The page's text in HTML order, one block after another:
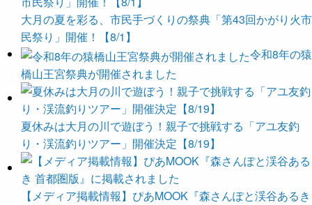
大月の夏を彩る、市民手づくりの祭典「第43回かがり火市
民祭り」開催！【8/1】
令和8年の猿
橋山王宮祭典が開催されました
夏休みは大月の川で遊ぼう！親子で挑戦する「アユ友釣
り・渓流釣りツアー」開催決定【8/19】
【メディア掲載情報】ぴあMOOK『森さんぽと渓谷あるき